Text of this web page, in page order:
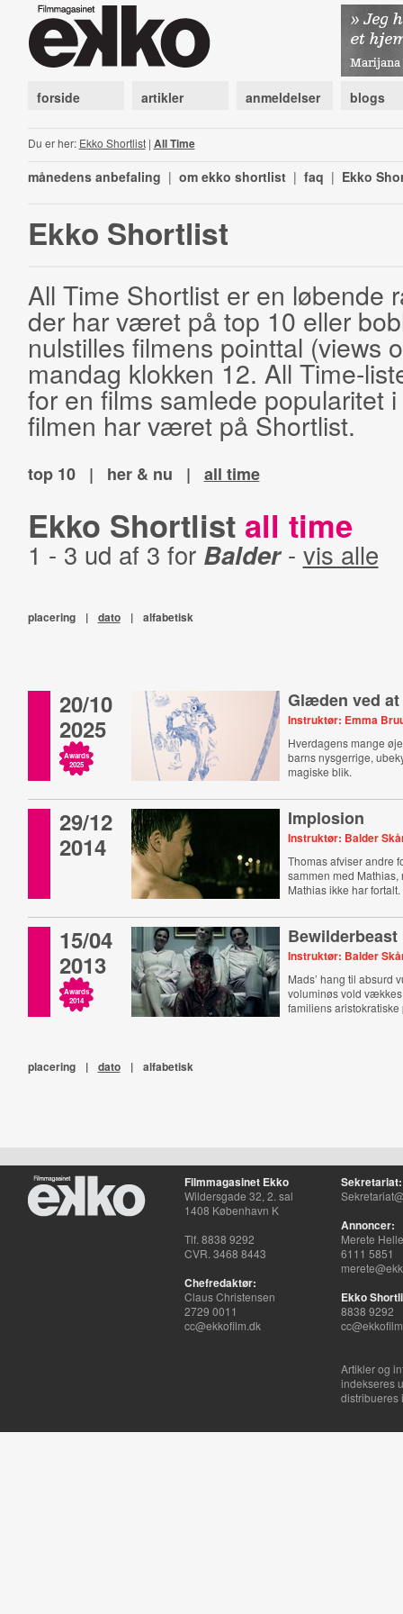
forside artikler anmeldelser blogs
Du er her: Ekko Shortlist| All Time
månedens anbefaling | om ekko shortlist | faq | Ekko
Ekko Shortlist
All Time Shortlist er en løbende
der har været på top 10 eller
nulstilles filmens pointtal (views
mandag klokken 12. All Time-
for en films samlede popularitet
filmen har været på Shortlist.
top 10 | her & nu | all time
Ekko Shortlist all time
1 - 3 ud af 3 for Balder- vis alle
placering | dato | alfabetisk
20/10
2025
Awards
2025
Glæden ved
Instruktør: Emma
Hverdagens mange
barns nysgerrige,
magiske blik.
29/12
2014
Implosion
Instruktør: Balder
Thomas afviser andre
sammen med
Mathias ikke har fortalt.
15/04
2013
Awards
2014
Bewilderbeast
Instruktør: Balder
Mads’ hang til absurd
voluminøs vold
familiens
placering | dato | alfabetisk
Filmmagasinet Ekko
Wildersgade 32, 2. sal
1408 København K
Tlf. 8838 9292
CVR. 3468 8443
Chefredaktør:
Claus Christensen
2729 0011
cc@ekkofilm.dk
Sekretariat:
Annoncer:
Merete
6111 5851
Ekko
8838 9292
Artikler og
indekseres
distribueres